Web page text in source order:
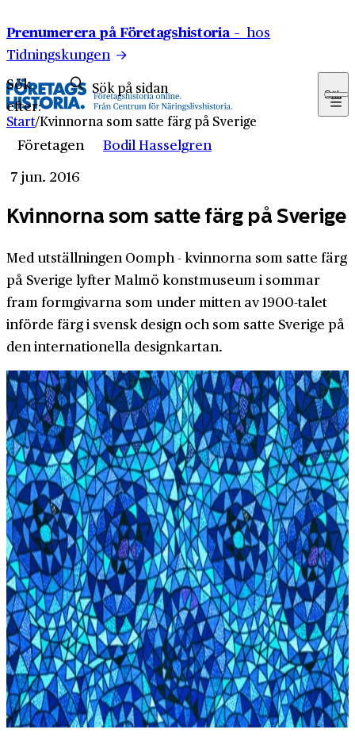
Prenumerera på Företagshistoria – hos
Tidningskungen
Sök
efter:
Sök
Start/Kvinnorna som satte färg på Sverige
Företagen
Bodil Hasselgren
7 jun. 2016
Kvinnorna som satte färg på Sverige
Med utställningen Oomph - kvinnorna som satte färg
på Sverige lyfter Malmö konstmuseum i sommar
fram formgivarna som under mitten av 1900-talet
införde färg i svensk design och som satte Sverige på
den internationella designkartan.